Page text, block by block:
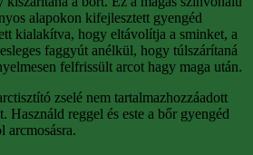
alapokon kifejlesztett gyengéd
kialakítva, hogy eltávolítja a sminket, a
faggyút anélkül, hogy túlszárítaná
felfrissült arcot hagy maga után.
zselé nem tartalmazhozzáadott
Használd reggel és este a bőr gyengéd
arcmosásra.